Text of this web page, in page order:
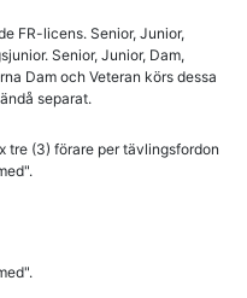
FR-licens. Senior, Junior,
Senior, Junior, Dam,
Dam och Veteran körs dessa
separat.
tre (3) förare per tävlingsfordon